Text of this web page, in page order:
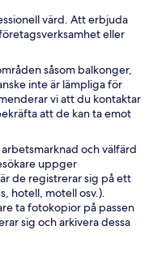
värd. Att erbjuda
eller
såsom balkonger,
inte är lämpliga för
vi att du kontaktar
att de kan ta emot
och välfärd
uppger
de registrerar sig på ett
hotell, motell osv.).
ta fotokopior på passen
sig och arkivera dessa